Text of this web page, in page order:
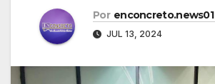
Por enconcreto.news01
JUL 13, 2024